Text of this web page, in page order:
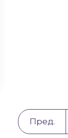
Пред.